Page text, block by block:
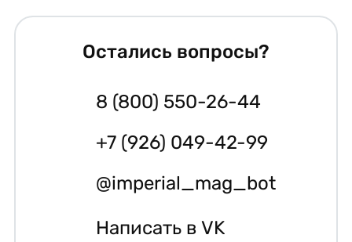
Остались вопросы?
8 (800) 550-26-44
+7 (926) 049-42-99
@imperial_mag_bot
Написать в VK